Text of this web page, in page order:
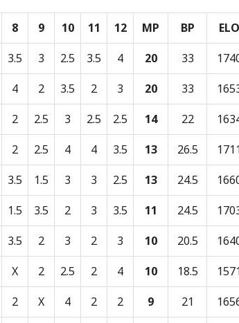
8 9 10 11 12 MP BP ELO
3.5 3 2.5 3.5 4 20 33
4 2 3.5 2 3 20 33
2 2.5 3 2.5 2.5 14 22
2 2.5 4 4 3.5 13 26.5
3.5 1.5 3 3 2.5 13 24.5
1.5 3.5 2 3 3.5 11 24.5
3.5 2 3 2 3 10 20.5
X 2 2.5 2 4 10 18.5
2 X 4 2 2 9 21